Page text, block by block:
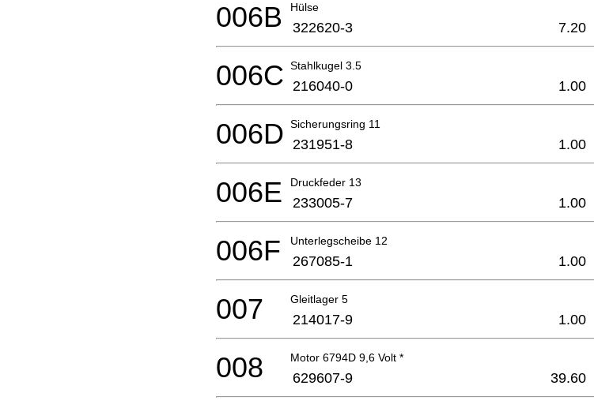
Hülse
006B 322620-3 7.20
Stahlkugel 3.5
006C 216040-0 1.00
Sicherungsring 11
006D 231951-8 1.00
Druckfeder 13
006E 233005-7 1.00
Unterlegscheibe 12
006F 267085-1 1.00
Gleitlager 5
007 214017-9 1.00
Motor 6794D 9,6 Volt *
008 629607-9 39.60